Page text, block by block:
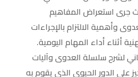
جرى استعراض المفاهيم
وأهمية الالتزام بالإجراءات
أثناء أداء المهام اليومية.
لشرح سلسلة العدوى وآليات
على الدور الحيوي الذي يقوم به